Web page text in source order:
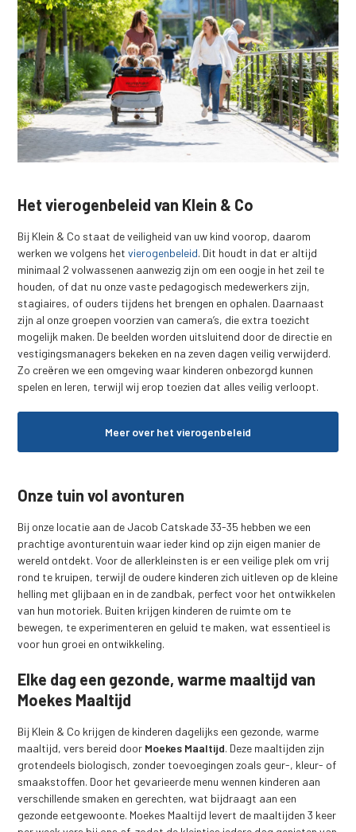
Het vierogenbeleid van Klein & Co
Bij Klein & Co staat de veiligheid van uw kind voorop, daarom
werken we volgens hetvierogenbeleid. Dit houdt in dat er altijd
minimaal 2 volwassenen aanwezig zijn om een oogje in het zeil te
houden, of dat nu onze vaste pedagogisch medewerkers zijn,
stagiaires, of ouders tijdens het brengen en ophalen. Daarnaast
zijn al onze groepen voorzien van camera’s, die extra toezicht
mogelijk maken. De beelden worden uitsluitend door de directie en
vestigingsmanagers bekeken en na zeven dagen veilig verwijderd.
Zo creëren we een omgeving waar kinderen onbezorgd kunnen
spelen en leren, terwijl wij erop toezien dat alles veilig verloopt.
Meer over het vierogenbeleid
Onze tuin vol avonturen
Bij onze locatie aan de Jacob Catskade 33-35 hebben we een
prachtige avonturentuin waar ieder kind op zijn eigen manier de
wereld ontdekt. Voor de allerkleinsten is er een veilige plek om vrij
rond te kruipen, terwijl de oudere kinderen zich uitleven op de kleine
helling met glijbaan en in de zandbak, perfect voor het ontwikkelen
van hun motoriek. Buiten krijgen kinderen de ruimte om te
bewegen, te experimenteren en geluid te maken, wat essentieel is
voor hun groei en ontwikkeling.
Elke dag een gezonde, warme maaltijd van
Moekes Maaltijd
Bij Klein & Co krijgen de kinderen dagelijks een gezonde, warme
maaltijd, vers bereid door Moekes Maaltijd. Deze maaltijden zijn
grotendeels biologisch, zonder toevoegingen zoals geur-, kleur- of
smaakstoffen. Door het gevarieerde menu wennen kinderen aan
verschillende smaken en gerechten, wat bijdraagt aan een
gezonde eetgewoonte. Moekes Maaltijd levert de maaltijden 3 keer